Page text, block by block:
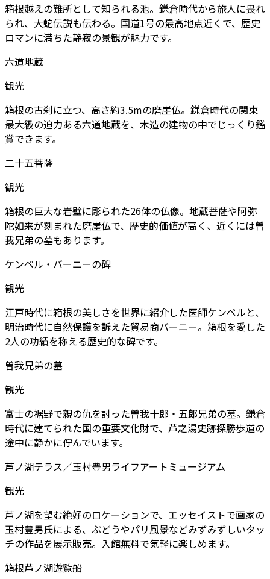
箱根越えの難所として知られる池。鎌倉時代から旅人に畏れ
られ、大蛇伝説も伝わる。国道1号の最高地点近くで、歴史
ロマンに満ちた静寂の景観が魅力です。
六道地蔵
観光
箱根の古刹に立つ、高さ約3.5mの磨崖仏。鎌倉時代の関東
最大級の迫力ある六道地蔵を、木造の建物の中でじっくり鑑
賞できます。
二十五菩薩
観光
箱根の巨大な岩壁に彫られた26体の仏像。地蔵菩薩や阿弥
陀如来が刻まれた磨崖仏で、歴史的価値が高く、近くには曽
我兄弟の墓もあります。
ケンペル・バーニーの碑
観光
江戸時代に箱根の美しさを世界に紹介した医師ケンペルと、
明治時代に自然保護を訴えた貿易商バーニー。箱根を愛した
2人の功績を称える歴史的な碑です。
曽我兄弟の墓
観光
富士の裾野で親の仇を討った曽我十郎・五郎兄弟の墓。鎌倉
時代に建てられた国の重要文化財で、芦之湯史跡探勝歩道の
途中に静かに佇んでいます。
芦ノ湖テラス／玉村豊男ライフアートミュージアム
観光
芦ノ湖を望む絶好のロケーションで、エッセイストで画家の
玉村豊男氏による、ぶどうやパリ風景などみずみずしいタッ
チの作品を展示販売。入館無料で気軽に楽しめます。
箱根芦ノ湖遊覧船